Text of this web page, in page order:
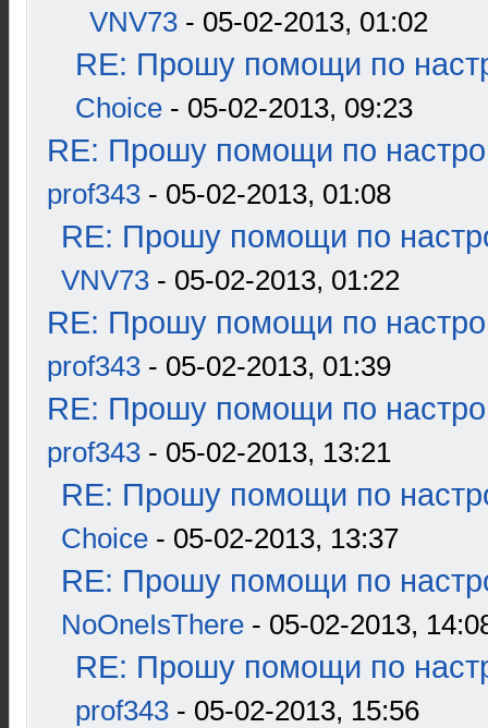
VNV73 - 05-02-2013, 01:02
RE: Прошу помощи по
Choice - 05-02-2013, 09:23
RE: Прошу помощи по
prof343 - 05-02-2013, 01:08
RE: Прошу помощи по
VNV73 - 05-02-2013, 01:22
RE: Прошу помощи по
prof343 - 05-02-2013, 01:39
RE: Прошу помощи по
prof343 - 05-02-2013, 13:21
RE: Прошу помощи по
Choice - 05-02-2013, 13:37
RE: Прошу помощи по
NoOneIsThere - 05-02-2013,
RE: Прошу помощи по
prof343 - 05-02-2013, 15:56